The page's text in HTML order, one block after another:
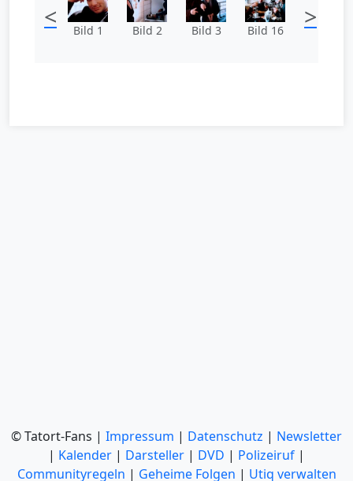
< Bild 1 Bild 2 Bild 3 Bild 16 >
© Tatort-Fans | Impressum | Datenschutz | Newsletter
| Kalender | Darsteller | DVD | Polizeiruf |
Communityregeln | Geheime Folgen | Utiq verwalten